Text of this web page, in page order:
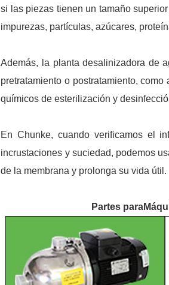
si las piezas tienen un tamaño
impurezas, partículas, azúcares,
Además, la planta desalinizadora de
pretratamiento o postratamiento,
químicos de esterilización y
En Chunke, cuando verificamos el
incrustaciones y suciedad, podemos
de la membrana y prolonga su vida útil.
Partes para